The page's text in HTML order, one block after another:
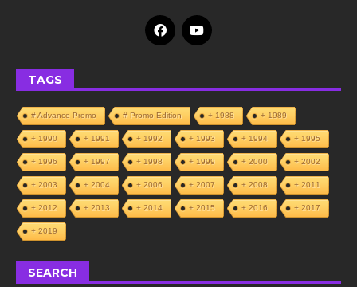
TAGS
# Advance Promo # Promo Edition + 1988 + 1989
+ 1990 + 1991 + 1992 + 1993 + 1994 + 1995
+ 1996 + 1997 + 1998 + 1999 + 2000 + 2002
+ 2003 + 2004 + 2006 + 2007 + 2008 + 2011
+ 2012 + 2013 + 2014 + 2015 + 2016 + 2017
+ 2019
SEARCH